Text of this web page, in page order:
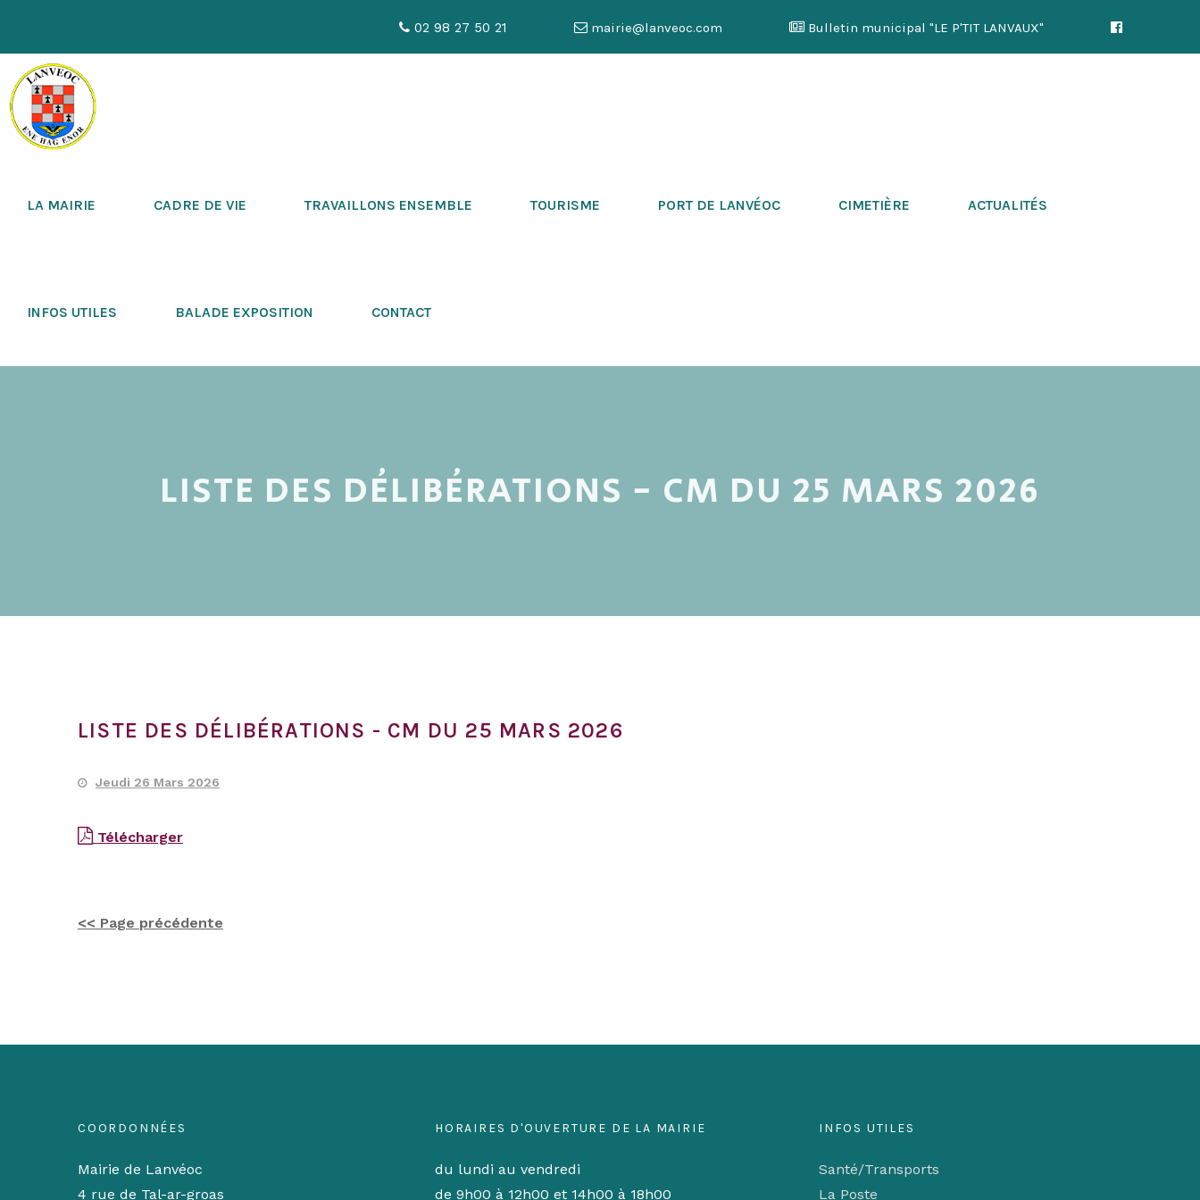
02 98 27 50 21 mairie@lanveoc.com Bulletin municipal "LE P'TIT LANVAUX"
LA MAIRIE CADRE DE VIE TRAVAILLONS ENSEMBLE TOURISME PORT DE LANVÉOC CIMETIÈRE ACTUALITÉS
INFOS UTILES BALADE EXPOSITION CONTACT
LISTE DES DÉLIBÉRATIONS - CM DU 25 MARS 2026
LISTE DES DÉLIBÉRATIONS - CM DU 25 MARS 2026
Jeudi 26 Mars 2026
Télécharger
<< Page précédente
COORDONNÉES
Mairie de Lanvéoc
4 rue de Tal-ar-groas
HORAIRES D'OUVERTURE DE LA MAIRIE
du lundi au vendredi
de 9h00 à 12h00 et 14h00 à 18h00
INFOS UTILES
Santé/Transports
La Poste